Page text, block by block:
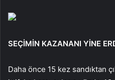
SEÇİMİN KAZANANI YİNE
Daha önce 15 kez sandıktan